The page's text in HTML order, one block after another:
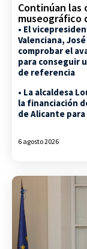
Continúan las
museográfico
• El
Valenciana,
comprobar el
para conseguir
de referencia
• La alcaldesa
la financiación
de Alicante
6 agosto 2026